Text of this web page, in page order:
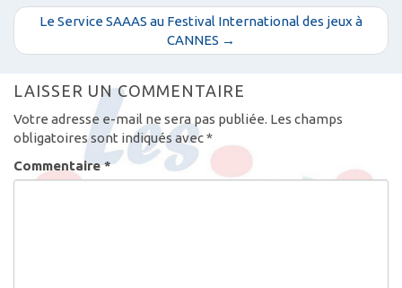
v
g
t
i
o
n
Le Service SAAAS au Festival International des jeux à
CANNES →
LAISSER UN COMMENTAIRE
Votre adresse e-mail ne sera pas publiée. Les champs
obligatoires sont indiqués avec*
Commentaire*